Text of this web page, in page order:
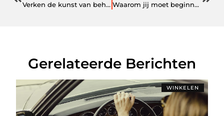
Verken de kunst van behanger in Gorinchem Waarom jij moet beginnen met het vernieuwen van je interieur
Gerelateerde Berichten
WINKELEN